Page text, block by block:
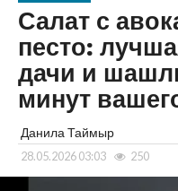
Салат с
песто:
дачи и
минут
Данила Таймыр
28.05.2026 03:03 250